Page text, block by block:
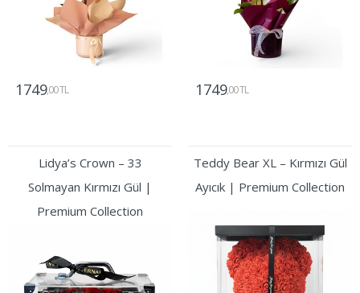
1749,00 TL 1749,00 TL
Lidya’s Crown – 33
Solmayan Kırmızı Gül |
Premium Collection
Teddy Bear XL – Kırmızı Gül
Ayıcık | Premium Collection